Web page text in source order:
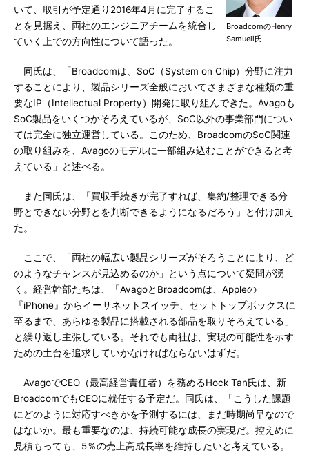
BroadcomのHenry
Samueli氏
いて、取引が予定通り2016年4月に完了するこ
とを見据え、両社のエンジニアチームを統合し
ていく上での方向性について語った。
同氏は、「Broadcomは、SoC（System on Chip）分野に注力
することにより、製品シリーズ全般においてさまざまな種類の重
要なIP（Intellectual Property）開発に取り組んできた。Avagoも
SoC製品をいくつかそろえているが、SoC以外の事業部門につい
ては完全に独立運営している。このため、BroadcomのSoC関連
の取り組みを、Avagoのモデルに一部組み込むことができると考
えている」と述べる。
また同氏は、「買収手続きが完了すれば、集約/整理できる分
野とできない分野とを判断できるようになるだろう」と付け加え
た。
ここで、「両社の幅広い製品シリーズがそろうことにより、ど
のようなチャンスが見込めるのか」という点について疑問が湧
く。経営幹部たちは、「AvagoとBroadcomは、Appleの
『iPhone』からイーサネットスイッチ、セットトップボックスに
至るまで、あらゆる製品に搭載される部品を取りそろえている」
と繰り返し主張している。それでも両社は、実現の可能性を示す
ための土台を追求していかなければならないはずだ。
AvagoでCEO（最高経営責任者）を務めるHock Tan氏は、新
BroadcomでもCEOに就任する予定だ。同氏は、「こうした課題
にどのように対応すべきかを予測するには、まだ時期尚早なので
はないか。最も重要なのは、持続可能な成長の実現だ。控えめに
見積もっても、5％の売上高成長率を維持したいと考えている。